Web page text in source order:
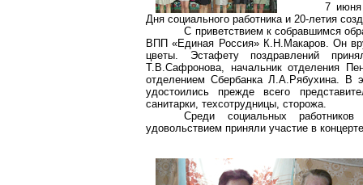
7 июня
Дня социального работника и 20-летия
С приветствием к собравшимся
ВПП «Единая Россия» К.Н.Макаров. Он
цветы. Эстафету поздравлений
Т.В.Сафронова, начальник отделения
отделением Сбербанка Л.А.Рябухина. В
удостоились прежде всего
санитарки, техсотрудницы, сторожа.
Среди социальных
удовольствием приняли участие в